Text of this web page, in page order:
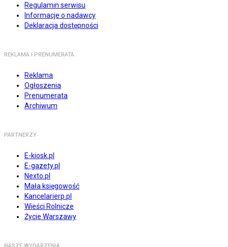
Regulamin serwisu
Informacje o nadawcy
Deklaracja dostępności
REKLAMA I PRENUMERATA
Reklama
Ogłoszenia
Prenumerata
Archiwum
PARTNERZY
E-kiosk.pl
E-gazety.pl
Nexto.pl
Mała księgowość
Kancelarierp.pl
Wieści Rolnicze
Życie Warszawy